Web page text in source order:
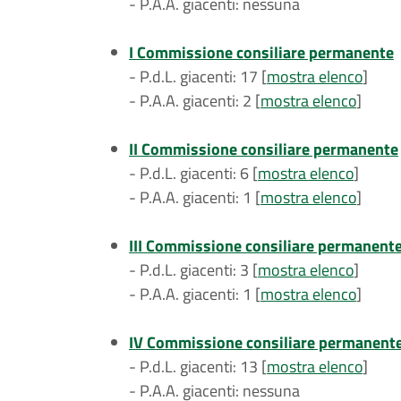
I Commissione consiliare permanente
- P.d.L. giacenti: 17 [mostra elenco]
- P.A.A. giacenti: 2 [mostra elenco]
II Commissione consiliare permanente
- P.d.L. giacenti: 6 [mostra elenco]
- P.A.A. giacenti: 1 [mostra elenco]
III Commissione consiliare
- P.d.L. giacenti: 3 [mostra elenco]
- P.A.A. giacenti: 1 [mostra elenco]
IV Commissione consiliare
- P.d.L. giacenti: 13 [mostra elenco]
- P.A.A. giacenti: nessuna